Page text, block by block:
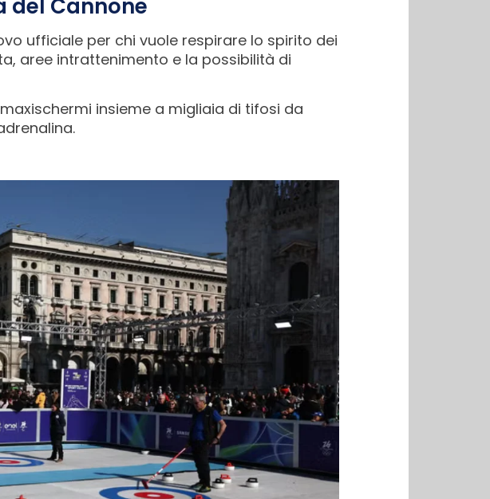
del Cannone
ufficiale per chi vuole respirare lo spirito dei
aree intrattenimento e la possibilità di
insieme a migliaia di tifosi da